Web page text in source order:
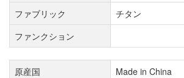
ファブリック
チタン
ファンクション
原産国
Made in China